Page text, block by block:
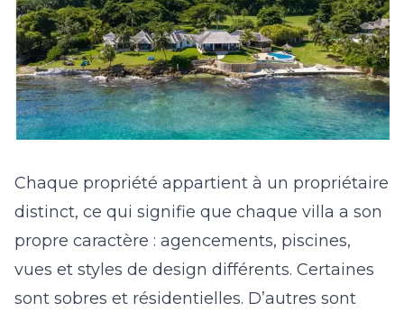
Chaque propriété appartient à un propriétaire
distinct, ce qui signifie que chaque villa a son
propre caractère : agencements, piscines,
vues et styles de design différents. Certaines
sont sobres et résidentielles. D’autres sont